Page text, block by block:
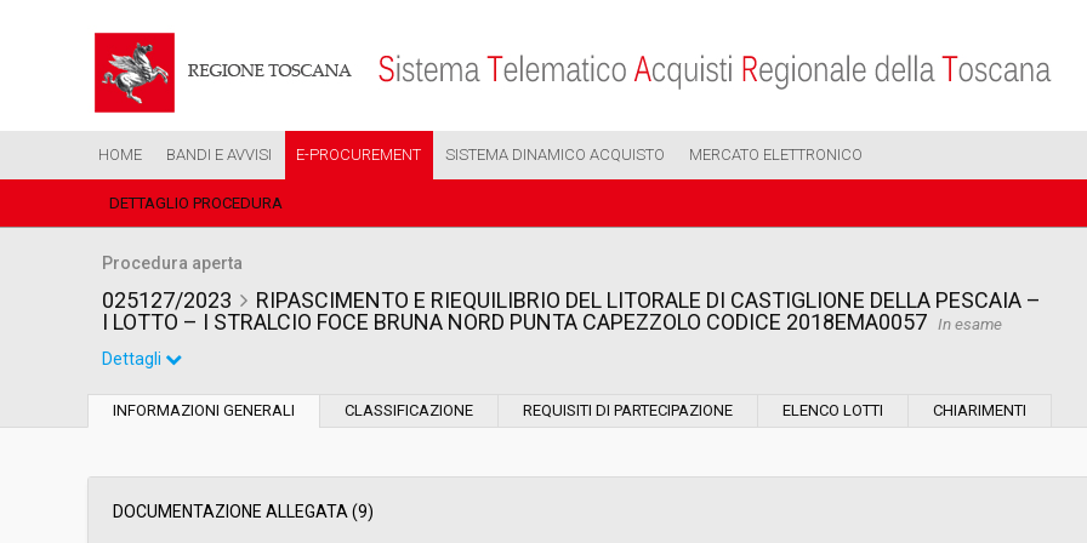
HOME BANDI E AVVISI E-PROCUREMENT SISTEMA DINAMICO ACQUISTO MERCATO ELETTRONICO
DETTAGLIO PROCEDURA
Procedura aperta
025127/2023
RIPASCIMENTO E RIEQUILIBRIO DEL LITORALE DI CASTIGLIONE DELLA PESCAIA –
I LOTTO – I STRALCIO FOCE BRUNA NORD PUNTA CAPEZZOLO CODICE 2018EMA0057 In esame
Data pubblicazione:
Dettagli
INFORMAZIONI GENERALI CLASSIFICAZIONE REQUISITI DI PARTECIPAZIONE ELENCO LOTTI CHIARIMENTI
DOCUMENTAZIONE ALLEGATA (9)